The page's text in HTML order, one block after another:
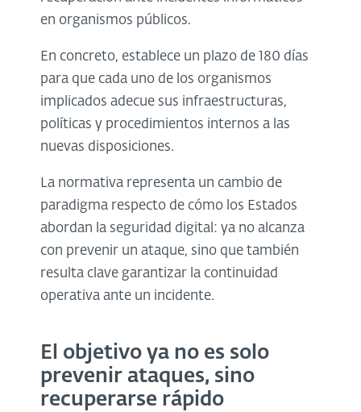
en organismos públicos.
En concreto, establece un plazo de 180 días
para que cada uno de los organismos
implicados adecue sus infraestructuras,
políticas y procedimientos internos a las
nuevas disposiciones.
La normativa representa un cambio de
paradigma respecto de cómo los Estados
abordan la seguridad digital: ya no alcanza
con prevenir un ataque, sino que también
resulta clave garantizar la continuidad
operativa ante un incidente.
El objetivo ya no es solo
prevenir ataques, sino
recuperarse rápido